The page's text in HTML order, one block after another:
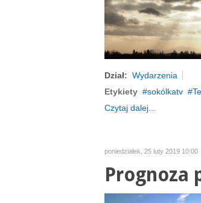
Dział: Wydarzenia
Etykiety
sokólkatv
Czytaj dalej...
poniedziałek, 25 luty 2019 10:00
Prognoza